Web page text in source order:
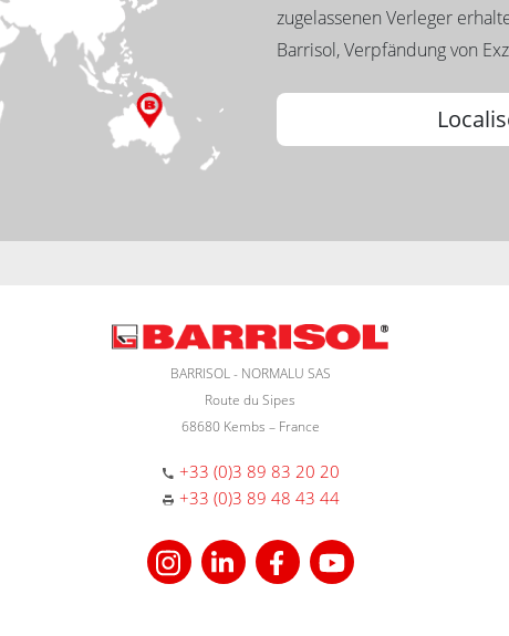
zugelassenen Verleger
Barrisol, Verpfändung von
BARRISOL - NORMALU SAS
Route du Sipes
68680 Kembs – France
+33 (0)3 89 83 20 20
+33 (0)3 89 48 43 44